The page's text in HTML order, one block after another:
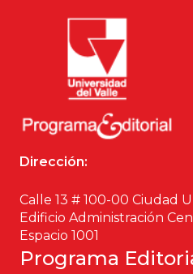
Estudios regionales
Filosofía
Finanzas
Género
Geografía
Dirección:
Calle 13 # 100-00 Ciudad
Edificio Administración
Espacio 1001
Programa